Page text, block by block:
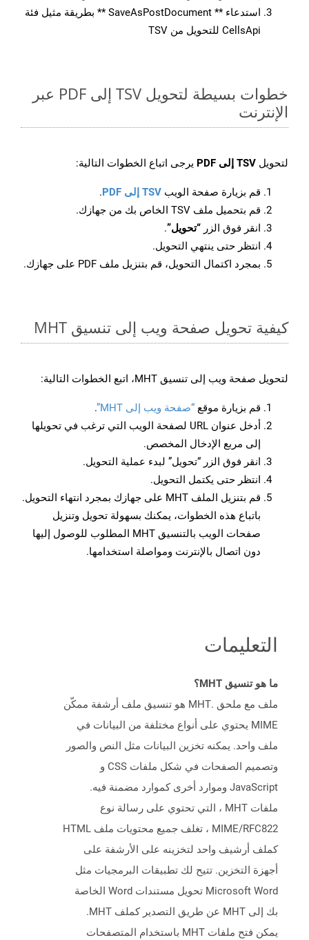
استدعاء ** SaveAsPostDocument ** بطريقة مثيل فئة
CellsApi للتحويل من TSV
خطوات بسيطة لتحويل TSV إلى PDF عبر
الإنترنت
لتحويل TSV إلى PDF يرجى اتباع الخطوات التالية:
قم بزيارة صفحة الويب TSV إلى PDF
.
قم بتحميل ملف TSV الخاص بك من جهازك.
انقر فوق الزر “تحويل”.
انتظر حتى ينتهي التحويل.
بمجرد اكتمال التحويل، قم بتنزيل ملف PDF على جهازك.
كيفية تحويل صفحة ويب إلى تنسيق MHT
لتحويل صفحة ويب إلى تنسيق MHT، اتبع الخطوات التالية:
قم بزيارة موقع “صفحة ويب إلى MHT”
.
أدخل عنوان URL لصفحة الويب التي ترغب في تحويلها
إلى مربع الإدخال المخصص.
انقر فوق الزر “تحويل” لبدء عملية التحويل.
انتظر حتى يكتمل التحويل.
قم بتنزيل الملف MHT على جهازك بمجرد انتهاء التحويل.
باتباع هذه الخطوات، يمكنك بسهولة تحويل وتنزيل
صفحات الويب بالتنسيق MHT المطلوب للوصول إليها
دون اتصال بالإنترنت ومواصلة استخدامها.
التعليمات
ما هو تنسيق MHT؟
ملف مع ملحق .MHT هو تنسيق ملف أرشفة ممكّن
MIME يحتوي على أنواع مختلفة من البيانات في
ملف واحد. يمكنه تخزين البيانات مثل النص والصور
وتصميم الصفحات في شكل ملفات CSS و
JavaScript وموارد أخرى كموارد مضمنة فيه.
ملفات MHT ، التي تحتوي على رسالة نوع
MIME/RFC822 ، تغلف جميع محتويات ملف HTML
كملف أرشيف واحد لتخزينه على الأرشفة على
أجهزة التخزين. تتيح لك تطبيقات البرمجيات مثل
Microsoft Word تحويل مستندات Word الخاصة
بك إلى MHT عن طريق التصدير كملف MHT.
يمكن فتح ملفات MHT باستخدام المتصفحات